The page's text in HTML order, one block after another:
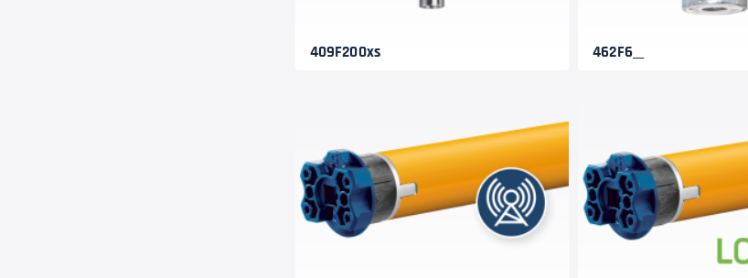
409F200xs 462F6__